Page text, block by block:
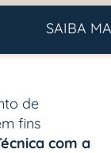
SAIBA
de
fins
com a